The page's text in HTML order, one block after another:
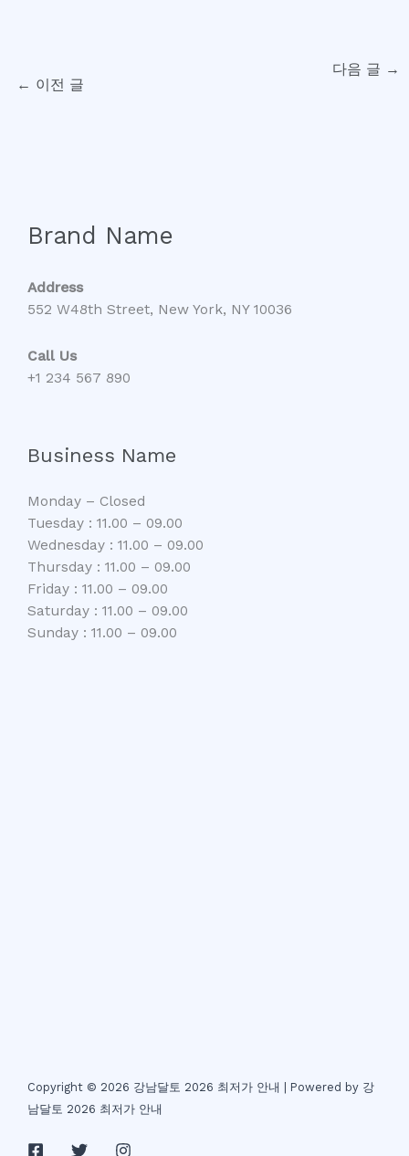
← 이전 글
다음 글 →
Brand Name
Address
552 W48th Street, New York, NY 10036
Call Us
+1 234 567 890
Business Name
Monday – Closed
Tuesday : 11.00 – 09.00
Wednesday : 11.00 – 09.00
Thursday : 11.00 – 09.00
Friday : 11.00 – 09.00
Saturday : 11.00 – 09.00
Sunday : 11.00 – 09.00
Copyright © 2026 강남달토 2026 최저가 안내 | Powered by 강
남달토 2026 최저가 안내